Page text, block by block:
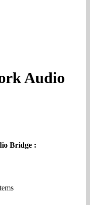
Audio
Bridge :